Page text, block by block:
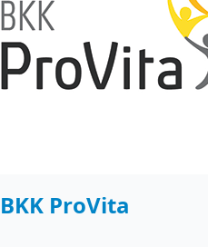
BKK ProVita